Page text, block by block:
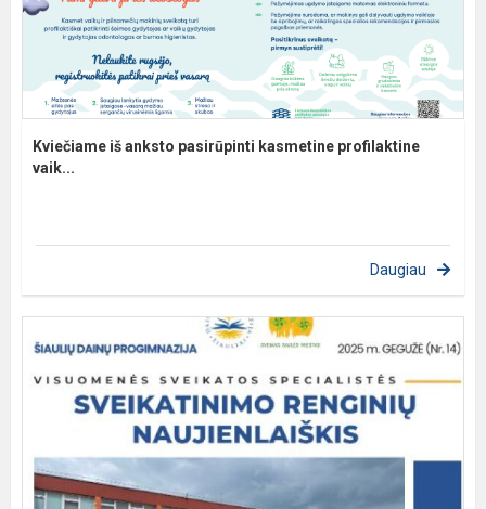
Kviečiame iš anksto pasirūpinti kasmetine profilaktine
vaik...
Daugiau